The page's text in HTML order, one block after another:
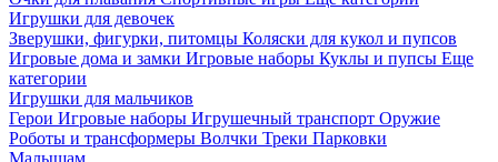
Игрушки для девочек
Зверушки, фигурки, питомцы Коляски для кукол и пупсов
Игровые дома и замки Игровые наборы Куклы и пупсы Еще
категории
Игрушки для мальчиков
Герои Игровые наборы Игрушечный транспорт Оружие
Роботы и трансформеры Волчки Треки Парковки
Малышам